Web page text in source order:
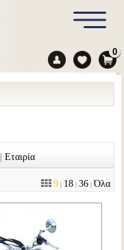
0
|Εταιρία
9| 18| 36| Όλα